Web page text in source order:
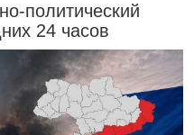
политический
24 часов